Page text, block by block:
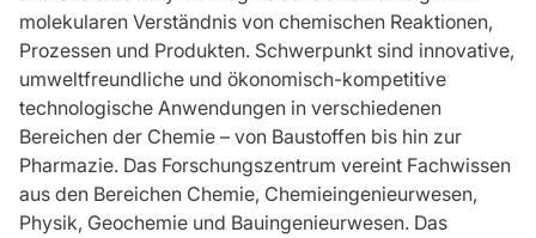
molekularen Verständnis von chemischen Reaktionen,
Prozessen und Produkten. Schwerpunkt sind innovative,
umweltfreundliche und ökonomisch-kompetitive
technologische Anwendungen in verschiedenen
Bereichen der Chemie – von Baustoffen bis hin zur
Pharmazie. Das Forschungszentrum vereint Fachwissen
aus den Bereichen Chemie, Chemieingenieurwesen,
Physik, Geochemie und Bauingenieurwesen. Das